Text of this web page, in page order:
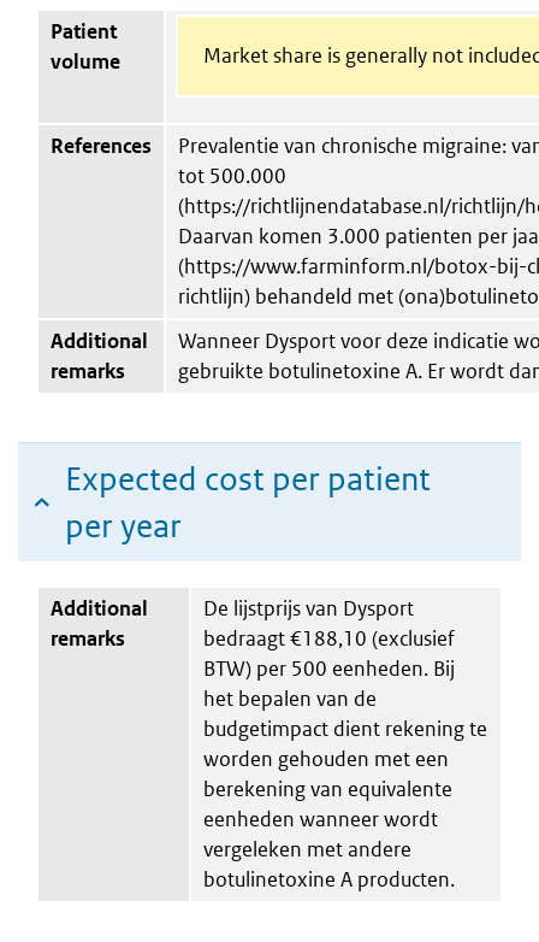
Patient
volume
Market share is generally not
References
Prevalentie van chronische migraine:
tot 500.000
(https://richtlijnendatabase.nl/richtlijn/
Daarvan komen 3.000 patienten per
(https://www.farminform.nl/botox-bij-
richtlijn) behandeld met
Additional
remarks
Wanneer Dysport voor deze indicatie
gebruikte botulinetoxine A. Er wordt
Expected cost per patient
per year
Additional
remarks
De lijstprijs van Dysport
bedraagt €188,10 (exclusief
BTW) per 500 eenheden. Bij
het bepalen van de
budgetimpact dient rekening te
worden gehouden met een
berekening van equivalente
eenheden wanneer wordt
vergeleken met andere
botulinetoxine A producten.